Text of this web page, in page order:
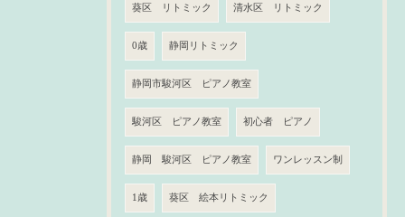
葵区 リトミック 清水区 リトミック
0歳 静岡リトミック
静岡市駿河区 ピアノ教室
駿河区 ピアノ教室 初心者 ピアノ
静岡 駿河区 ピアノ教室 ワンレッスン制
1歳 葵区 絵本リトミック